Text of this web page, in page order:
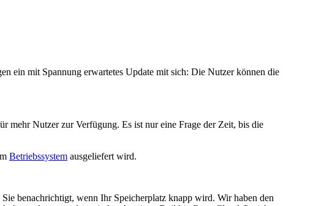
ein mit Spannung erwartetes Update mit sich: Die Nutzer können die
mehr Nutzer zur Verfügung. Es ist nur eine Frage der Zeit, bis die
Betriebssystem ausgeliefert wird.
benachrichtigt, wenn Ihr Speicherplatz knapp wird. Wir haben den